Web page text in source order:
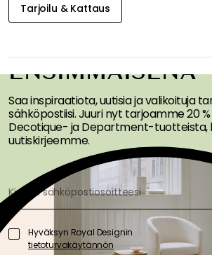
Tarjoilu & Kattaus
SAA
TARJOUKSIA
ENSIMMÄISENÄ
Saa inspiraatiota, uutisia ja valikoituja
sähköpostiisi. Juuri nyt tarjoamme 20
Decotique- ja Department-tuotteista,
uutiskirjeemme.
Hyväksyn Royal Designin
tietoturvakäytännön